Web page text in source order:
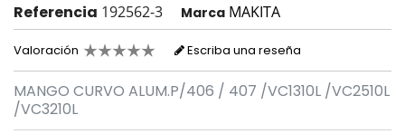
Referencia 192562-3 Marca MAKITA
Valoración Escriba una reseña
MANGO CURVO ALUM.P/406 / 407 /VC1310L /VC2510L
/VC3210L